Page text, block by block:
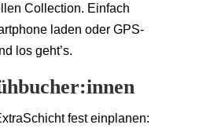
Collection. Einfach
laden oder GPS-
los geht’s.
fest einplanen: